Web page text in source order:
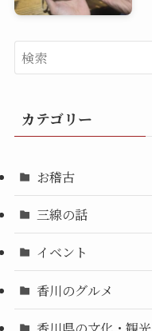
カテゴリー
お稽古
三線の話
イベント
香川のグルメ